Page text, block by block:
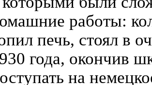
работы:
печь, стоял в
года, окончив
на